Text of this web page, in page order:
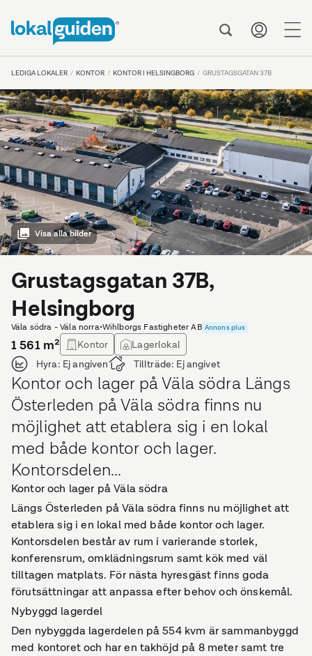
LEDIGA LOKALER KONTOR KONTOR I HELSINGBORG GRUSTAGSGATAN 37B
Visa alla bilder
Grustagsgatan 37B,
Helsingborg
Väla södra - Väla norra•Wihlborgs Fastigheter AB Annons plus
1 561m² Kontor
Lagerlokal
Hyra: Ej angiven Tillträde: Ej angivet
Kontor och lager på Väla södra Längs
Österleden på Väla södra finns nu
möjlighet att etablera sig i en lokal
med både kontor och lager.
Kontorsdelen...
Kontor och lager på Väla södra
Längs Österleden på Väla södra finns nu möjlighet att
etablera sig i en lokal med både kontor och lager.
Kontorsdelen består av rum i varierande storlek,
konferensrum, omklädningsrum samt kök med väl
tilltagen matplats. För nästa hyresgäst finns goda
förutsättningar att anpassa efter behov och önskemål.
Nybyggd lagerdel
Den nybyggda lagerdelen på 554 kvm är sammanbyggd
med kontoret och har en takhöjd på 8 meter samt tre